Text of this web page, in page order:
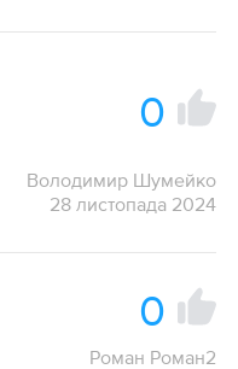
0
Володимир Шумейко
28 листопада 2024
0
Роман Роман2